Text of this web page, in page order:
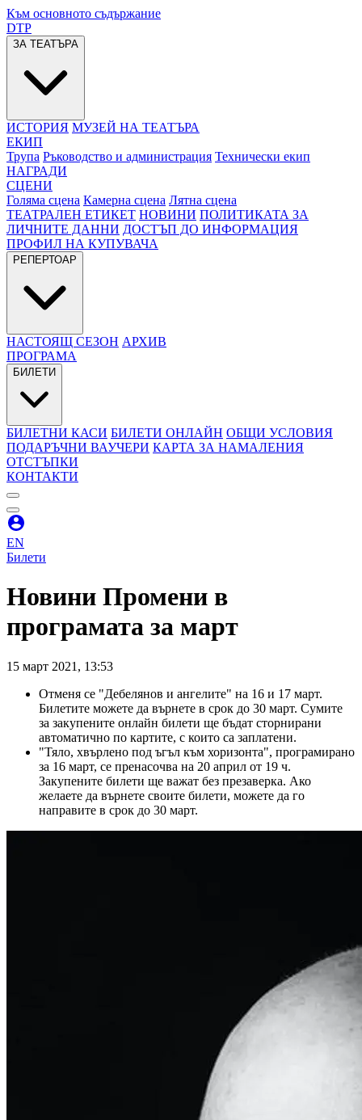
Към основното съдържание
DTP
ЗА ТЕАТЪРА
ИСТОРИЯ МУЗЕЙ НА ТЕАТЪРА
ЕКИП
Трупа Ръководство и администрация Технически екип
НАГРАДИ
СЦЕНИ
Голяма сцена Камерна сцена Лятна сцена
ТЕАТРАЛЕН ЕТИКЕТ НОВИНИ ПОЛИТИКАТА ЗА
ЛИЧНИТЕ ДАННИ ДОСТЪП ДО ИНФОРМАЦИЯ
ПРОФИЛ НА КУПУВАЧА
РЕПЕРТОАР
НАСТОЯЩ СЕЗОН АРХИВ
ПРОГРАМА
БИЛЕТИ
БИЛЕТНИ КАСИ БИЛЕТИ ОНЛАЙН ОБЩИ УСЛОВИЯ
ПОДАРЪЧНИ ВАУЧЕРИ КАРТА ЗА НАМАЛЕНИЯ
ОТСТЪПКИ
КОНТАКТИ
EN
Билети
Новини Промени в
програмата за март
15 март 2021 , 13:53
Отменя се "Дебелянов и ангелите" на 16 и 17 март.
Билетите можете да върнете в срок до 30 март. Сумите
за закупените онлайн билети ще бъдат сторнирани
автоматично по картите, с които са заплатени.
"Тяло, хвърлено под ъгъл към хоризонта", програмирано
за 16 март, се пренасочва на 20 април от 19 ч.
Закупените билети ще важат без презаверка. Ако
желаете да върнете своите билети, можете да го
направите в срок до 30 март.